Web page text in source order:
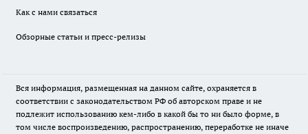
Как с нами связаться
Обзорные статьи и пресс-релизы
Вся информация, размещенная на данном сайте, охраняется в
соответствии с законодательством РФ об авторском праве и не
подлежит использованию кем-либо в какой бы то ни было форме, в
том числе воспроизведению, распространению, переработке не иначе